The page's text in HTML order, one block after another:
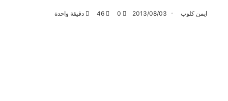
ايمن كلوب 2013/08/03
0
46 دقيقة واحدة